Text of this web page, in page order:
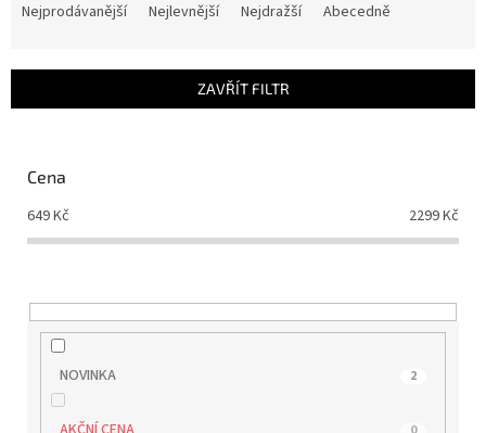
í
Nejprodávanější Nejlevnější Nejdražší Abecedně
ZAVŘÍT FILTR
Cena
649Kč 2299Kč
NOVINKA 2